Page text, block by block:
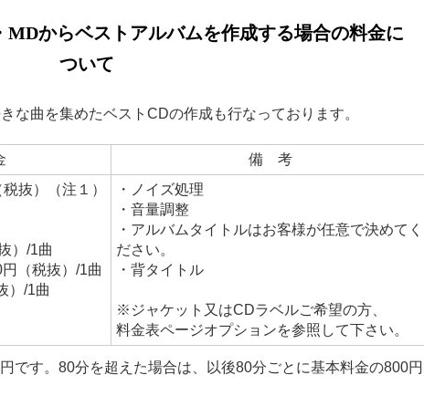
からベストアルバムを作成する場合の料金に
ついて
な曲を集めたベストCDの作成も行なっております。
備 考
抜）（注１）
）/1曲
（税抜）/1曲
）/1曲
・ノイズ処理
・音量調整
・アルバムタイトルはお客様が任意で決めてく
ださい。
・背タイトル
※ジャケット又はCDラベルご希望の方、
料金表ページオプションを参照して下さい。
す。80分を超えた場合は、以後80分ごとに基本料金の800円